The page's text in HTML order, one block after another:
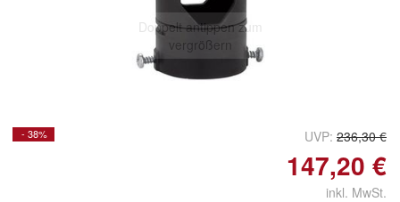
Doppelt antippen zum
vergrößern
- 38% UVP: 236,30 €
147,20 €
inkl. MwSt.